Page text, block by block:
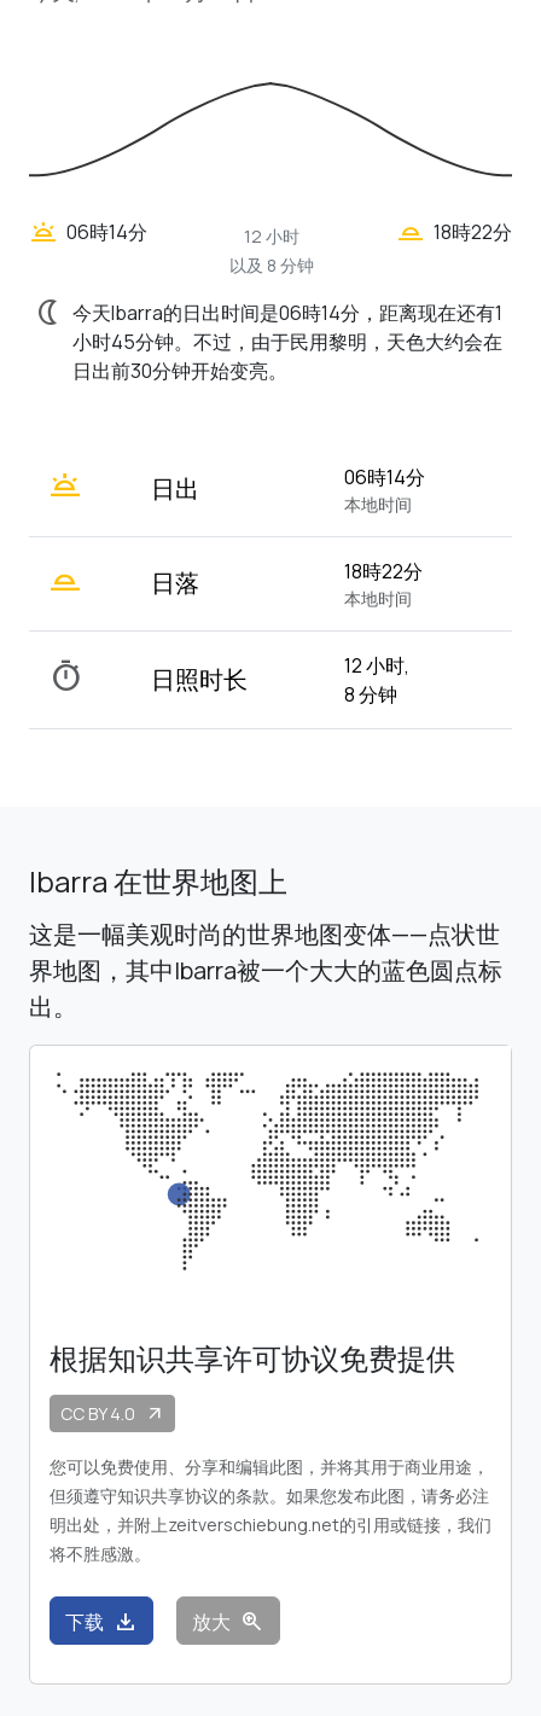
wb_twilight 06時14分
12 小时
以及 8 分钟
wb_twilight_2 18時22分
nightlight 今天Ibarra的日出时间是06時14分，距离现在还有1
小时45分钟。不过，由于民用黎明，天色大约会在
日出前30分钟开始变亮。
wb_twilight 日出 06時14分
本地时间
wb_twilight_2 日落 18時22分
本地时间
timer 日照时长
12 小时,
8 分钟
Ibarra 在世界地图上
这是一幅美观时尚的世界地图变体——点状世
界地图，其中Ibarra被一个大大的蓝色圆点标
出。
根据知识共享许可协议免费提供
CC BY 4.0 arrow_outward
您可以免费使用、分享和编辑此图，并将其用于商业用途，
但须遵守知识共享协议的条款。如果您发布此图，请务必注
明出处，并附上zeitverschiebung.net的引用或链接，我们
将不胜感激。
下载 download 放大 zoom_in